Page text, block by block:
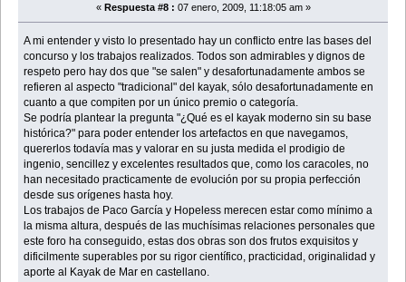
« Respuesta #8 : 07 enero, 2009, 11:18:05 am »
A mi entender y visto lo presentado hay un conflicto entre las bases del
concurso y los trabajos realizados. Todos son admirables y dignos de
respeto pero hay dos que "se salen" y desafortunadamente ambos se
refieren al aspecto "tradicional" del kayak, sólo desafortunadamente en
cuanto a que compiten por un único premio o categoría.
Se podría plantear la pregunta "¿Qué es el kayak moderno sin su base
histórica?" para poder entender los artefactos en que navegamos,
quererlos todavía mas y valorar en su justa medida el prodigio de
ingenio, sencillez y excelentes resultados que, como los caracoles, no
han necesitado practicamente de evolución por su propia perfección
desde sus orígenes hasta hoy.
Los trabajos de Paco García y Hopeless merecen estar como mínimo a
la misma altura, después de las muchísimas relaciones personales que
este foro ha conseguido, estas dos obras son dos frutos exquisitos y
dificilmente superables por su rigor científico, practicidad, originalidad y
aporte al Kayak de Mar en castellano.